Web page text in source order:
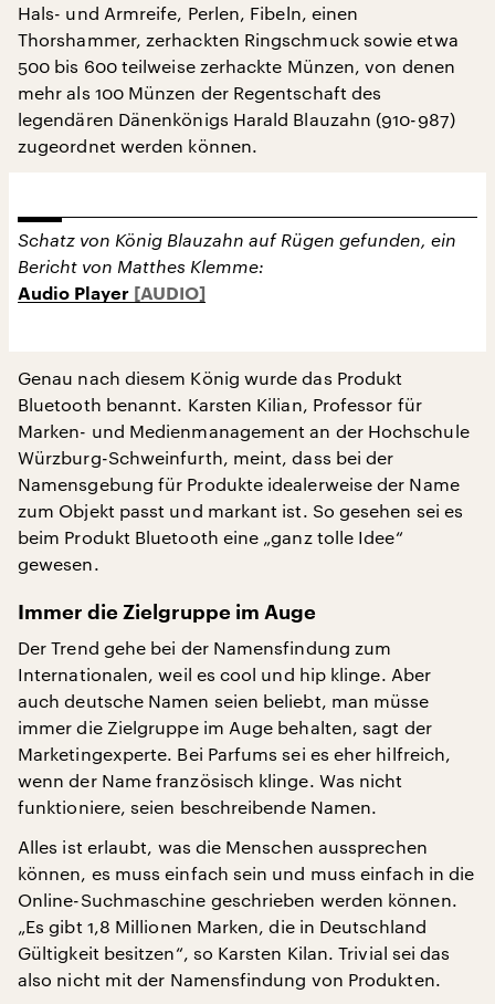
Hals- und Armreife, Perlen, Fibeln, einen
Thorshammer, zerhackten Ringschmuck sowie etwa
500 bis 600 teilweise zerhackte Münzen, von denen
mehr als 100 Münzen der Regentschaft des
legendären Dänenkönigs Harald Blauzahn (910-987)
zugeordnet werden können.
Schatz von König Blauzahn auf Rügen gefunden, ein
Bericht von Matthes Klemme:
Audio Player
Genau nach diesem König wurde das Produkt
Bluetooth benannt. Karsten Kilian, Professor für
Marken- und Medienmanagement an der Hochschule
Würzburg-Schweinfurth, meint, dass bei der
Namensgebung für Produkte idealerweise der Name
zum Objekt passt und markant ist. So gesehen sei es
beim Produkt Bluetooth eine „ganz tolle Idee“
gewesen.
Immer die Zielgruppe im Auge
Der Trend gehe bei der Namensfindung zum
Internationalen, weil es cool und hip klinge. Aber
auch deutsche Namen seien beliebt, man müsse
immer die Zielgruppe im Auge behalten, sagt der
Marketingexperte. Bei Parfums sei es eher hilfreich,
wenn der Name französisch klinge. Was nicht
funktioniere, seien beschreibende Namen.
Alles ist erlaubt, was die Menschen aussprechen
können, es muss einfach sein und muss einfach in die
Online-Suchmaschine geschrieben werden können.
„Es gibt 1,8 Millionen Marken, die in Deutschland
Gültigkeit besitzen“, so Karsten Kilan. Trivial sei das
also nicht mit der Namensfindung von Produkten.